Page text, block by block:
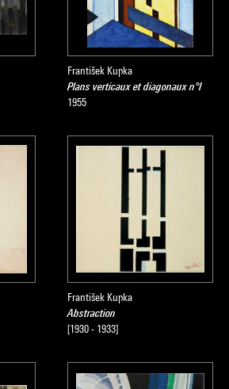
František Kupka
Plans verticaux et diagonaux n°I
1955
František Kupka
Abstraction
[1930 - 1933]